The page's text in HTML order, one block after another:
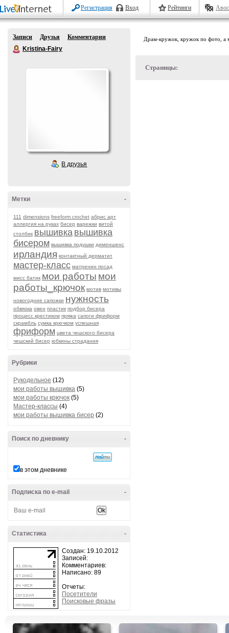
Регистрация Вход Рейтинги
Записи Друзья
Комментарии
Kristina-Fairy
В друзья
-
Метки
111 dimensions freeform crochet абрис арт
аллергия на руках бисер варежки витой
столбик вышивка вышивка
бисером вышивка подушки дименшенс
ирландия контактный дерматит
мастер-класс матренин посад
мисс батик мои работы мои
работы_крючок мотив мотивы
новогодние сапожки нужность
обвязка овен пластик подбор бисера
процесс крестиком пряжа сапоги фриформ
скрамбль сумка крючком успешная
фриформ цвета чешского бисера
чешский бисер юбкины страдания
-
Рубрики
Рукодельное (12)
мои работы вышивка (5)
мои работы крючок (5)
Мастер-классы (4)
мои работы вышивка бисер (2)
-
Поиск по дневнику
в этом дневнике
-
Подписка по e-mail
-
Статистика
Создан: 19.10.2012
Записей:
Комментариев:
Написано: 89
Отчеты:
Посетители
Поисковые фразы
Драм-кружок, кружок по фото, а
Страницы: